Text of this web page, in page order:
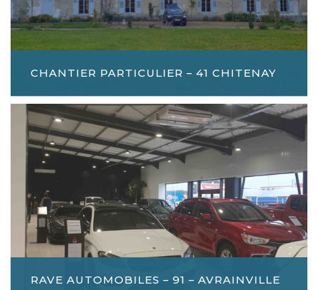
CHANTIER PARTICULIER – 41 CHITENAY
RAVE AUTOMOBILES – 91 – AVRAINVILLE